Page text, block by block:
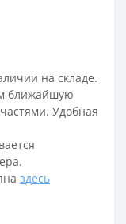
на складе.
ближайшую
Удобная
здесь